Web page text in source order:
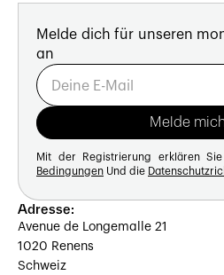
Melde dich für unseren
an
Mit der Registrierung erklären
Bedingungen Und die
Adresse:
Avenue de Longemalle 21
1020 Renens
Schweiz